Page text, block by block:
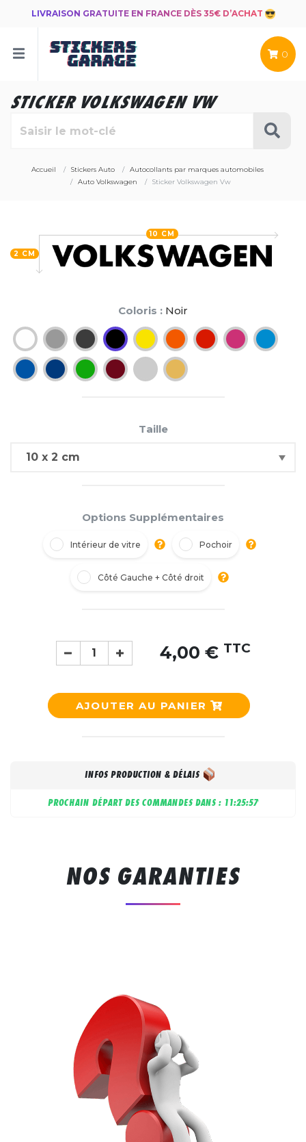
LIVRAISON GRATUITE EN FRANCE DÈS 35€ D’ACHAT
0
STICKER VOLKSWAGEN VW
Accueil Stickers Auto
Autocollants par marques automobiles
Auto Volkswagen
Sticker Volkswagen Vw
2 CM
10 CM
Coloris : Noir
Taille
Options Supplémentaires
Intérieur de vitre Pochoir
Côté Gauche + Côté droit
4,00 € TTC
AJOUTER AU PANIER
INFOS PRODUCTION & DÉLAIS
PROCHAIN DÉPART DES COMMANDES DANS : 11:25:57
NOS GARANTIES